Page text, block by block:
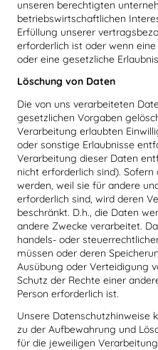
unseren berechtigten
betriebswirtschaftlichen
Erfüllung unserer
erforderlich ist oder wenn
oder eine gesetzliche
Löschung von Daten
Die von uns verarbeiteten
gesetzlichen Vorgaben
Verarbeitung erlaubten
oder sonstige Erlaubnisse
Verarbeitung dieser Daten
nicht erforderlich sind).
werden, weil sie für andere
erforderlich sind, wird deren
beschränkt. D.h., die Daten
andere Zwecke verarbeitet.
handels- oder
müssen oder deren
Ausübung oder Verteidigung
Schutz der Rechte einer
Person erforderlich ist.
Unsere Datenschutzhinweise
zu der Aufbewahrung und
für die jeweiligen